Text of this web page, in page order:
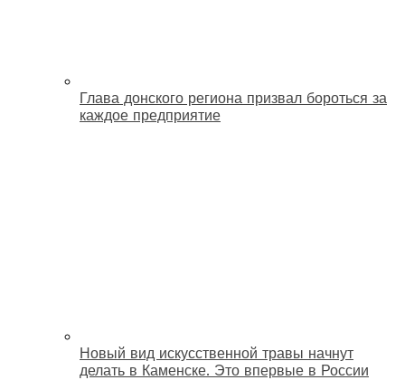
Глава донского региона призвал бороться за
каждое предприятие
Новый вид искусственной травы начнут
делать в Каменске. Это впервые в России